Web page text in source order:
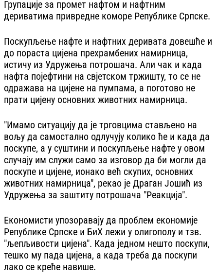
Групације за промет нафтом и нафтним
дериватима привредне коморе Републике Српске.
Поскупљење нафте и нафтних деривата довешће и
до пораста цијена прехрамбених намирница,
истичу из Удружења потрошача. Али чак и када
нафта појефтини на свјетском тржишту, то се не
одражава на цијене на пумпама, а поготово не
прати цијену основних животних намирница.
"Имамо ситуацију да је трговцима стављено на
вољу да самостално одлучују колико ће и када да
поскупе, а у суштини и поскупљење нафте у овом
случају им служи само за изговор да би могли да
поскупе и цијене, ионако већ скупих, основних
животних намирница", рекао је Драган Јошић из
Удружења за заштиту потрошача "Реакција".
Економисти упозоравају да проблем економије
Републике Српске и БиХ лежи у олигополу и тзв.
"љепљивости цијена". Када једном нешто поскупи,
тешко му пада цијена, а када треба да поскупи
лако се креће навише.